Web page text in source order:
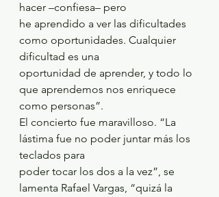
hacer –confiesa– pero
he aprendido a ver las dificultades
como oportunidades. Cualquier
dificultad es una
oportunidad de aprender, y todo lo
que aprendemos nos enriquece
como personas”.
El concierto fue maravilloso. “La
lástima fue no poder juntar más los
teclados para
poder tocar los dos a la vez”, se
lamenta Rafael Vargas, “quizá la